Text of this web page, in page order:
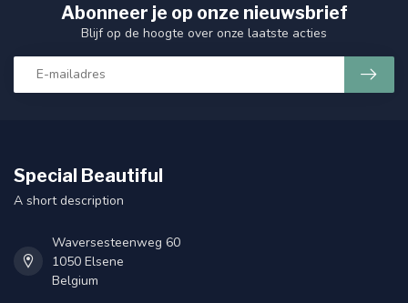
Abonneer je op onze nieuwsbrief
Blijf op de hoogte over onze laatste acties
Special Beautiful
A short description
Waversesteenweg 60
1050 Elsene
Belgium